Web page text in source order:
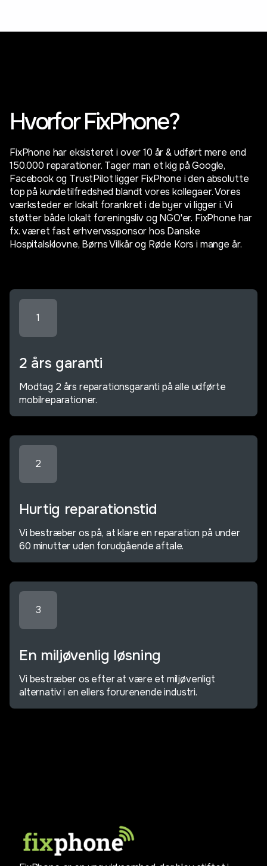
Hvorfor FixPhone?
FixPhone har eksisteret i over 10 år & udført mere end
150.000 reparationer. Tager man et kig på Google,
Facebook og TrustPilot ligger FixPhone i den absolutte
top på kundetilfredshed blandt vores kollegaer. Vores
værksteder er lokalt forankret i de byer vi ligger i. Vi
støtter både lokalt foreningsliv og NGO'er. FixPhone har
fx. været fast erhvervssponsor hos Danske
Hospitalsklovne, Børns Vilkår og Røde Kors i mange år.
1
2 års garanti
Modtag 2 års reparationsgaranti på alle udførte
mobilreparationer.
2
Hurtig reparationstid
Vi bestræber os på, at klare en reparation på under
60 minutter uden forudgående aftale.
3
En miljøvenlig løsning
Vi bestræber os efter at være et miljøvenligt
alternativ i en ellers forurenende industri.